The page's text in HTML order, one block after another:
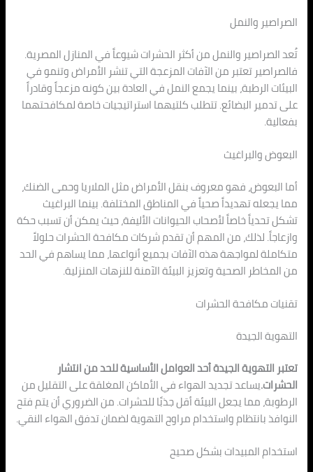
الصراصير والنمل
تُعد الصراصير والنمل من أكثر الحشرات شيوعاً في المنازل المصرية.
فالصراصير تعتبر من الآفات المزعجة التي تنشر الأمراض وتنمو في
البيئات الرطبة، بينما يجمع النمل في العادة بين كونه مزعجاً وقادراً
على تدمير البضائع. تتطلب كلتيهما استراتيجيات خاصة لمكافحتهما
بفعالية.
البعوض والبراغيث
أما البعوض، فهو معروف بنقل الأمراض مثل الملاريا وحمى الضنك،
مما يجعله تهديداً صحياً في المناطق المختلفة. بينما البراغيث
تشكل تحدياً خاصاً لأصحاب الحيوانات الأليفة، حيث يمكن أن تسبب حكة
وازعاجاً. لذلك، من المهم أن تقدم شركات مكافحة الحشرات حلولاً
متكاملة لمواجهة هذه الآفات بجميع أنواعها، مما يساهم في الحد
من المخاطر الصحية وتعزيز البيئة الآمنة للنزهات المنزلية.
تقنيات مكافحة الحشرات
التهوية الجيدة
تعتبر التهوية الجيدة أحد العوامل الأساسية للحد من انتشار
الحشرات.يساعد تجديد الهواء في الأماكن المغلقة على التقليل من
الرطوبة، مما يجعل البيئة أقل جذبًا للحشرات. من الضروري أن يتم فتح
النوافذ بانتظام واستخدام مراوح التهوية لضمان تدفق الهواء النقي.
استخدام المبيدات بشكل صحيح